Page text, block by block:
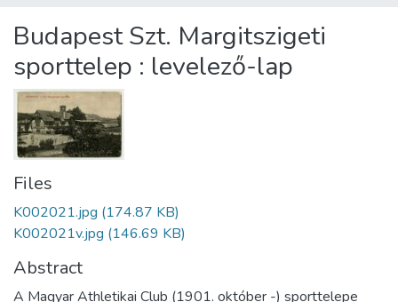
Statistics
About us
Budapest Szt. Margitszigeti
sporttelep : levelező-lap
Files
K002021.jpg (174.87 KB)
K002021v.jpg (146.69 KB)
Abstract
A Magyar Athletikai Club (1901. október -) sporttelepe